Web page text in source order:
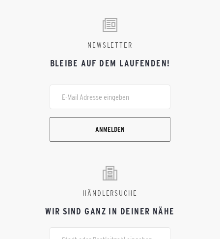
NEWSLETTER
BLEIBE AUF DEM LAUFENDEN!
ANMELDEN
HÄNDLERSUCHE
WIR SIND GANZ IN DEINER NÄHE